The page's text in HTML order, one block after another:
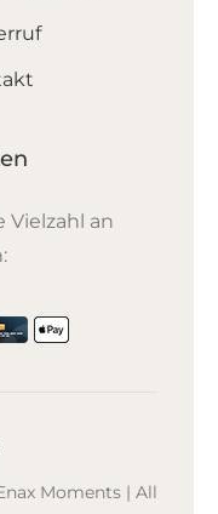
Vielzahl an
Moments | All